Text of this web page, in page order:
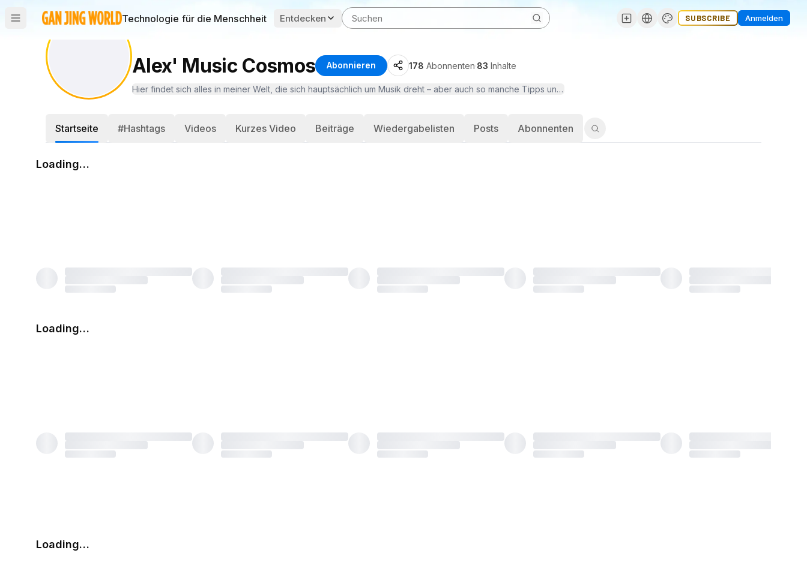
Technologie für die Menschheit Entdecken SUBSCRIBE Anmelden
Alex' Music Cosmos Abonnieren 178 Abonnenten·83 Inhalte
Hier findet sich alles in meiner Welt, die sich hauptsächlich um Musik dreht – aber auch so manche Tipps und Tricks, Guitar-Lessons, sowie Einsichten in mein
Startseite #Hashtags Videos Kurzes Video Beiträge Wiedergabelisten Posts Abonnenten
Loading…
Loading…
Loading…